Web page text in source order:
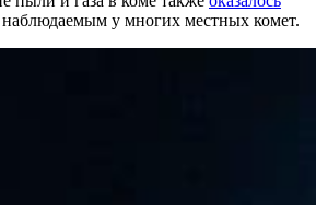
у многих местных комет.